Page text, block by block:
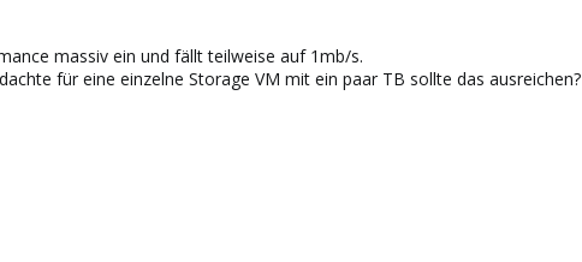
massiv ein und fällt teilweise auf 1mb/s.
für eine einzelne Storage VM mit ein paar TB sollte das ausreichen?